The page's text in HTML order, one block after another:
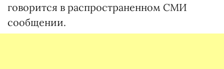
говорится в распространенном СМИ
сообщении.